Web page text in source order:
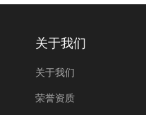
关于我们
关于我们
荣誉资质